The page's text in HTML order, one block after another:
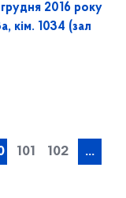
грудня 2016 року
кім. 1034 (зал
101 102 ...